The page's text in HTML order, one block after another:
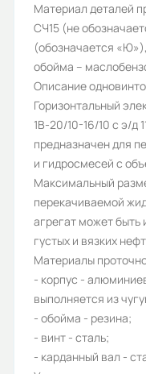
Род
температура:
шахтные воды
загрязненные
жидкости
Исполнение:
Без
Частота
1450
Вес (кг):
165
Габариты
Материал деталей
СЧ15 (не
(обозначается
обойма –
Описание
Горизонтальный
1В-20/10-16/10 с э/д
предназначен для
и гидросмесей с
Максимальный
перекачиваемой
агрегат может быть
густых и вязких
Материалы
- корпус -
выполняется из
- обойма - резина;
- винт - сталь;
- карданный вал -